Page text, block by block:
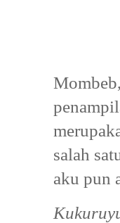
salah
aku pun